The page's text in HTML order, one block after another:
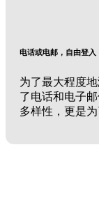
电话或电邮，自由登入
为了最大程度
了电话和电子
多样性，更是